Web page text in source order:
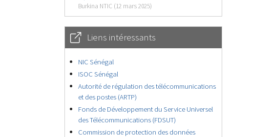
Burkina NTIC (12 mars 2025)
Liens intéressants
NIC Sénégal
ISOC Sénégal
Autorité de régulation des télécommunications
et des postes (ARTP)
Fonds de Développement du Service Universel
des Télécommunications (FDSUT)
Commission de protection des données